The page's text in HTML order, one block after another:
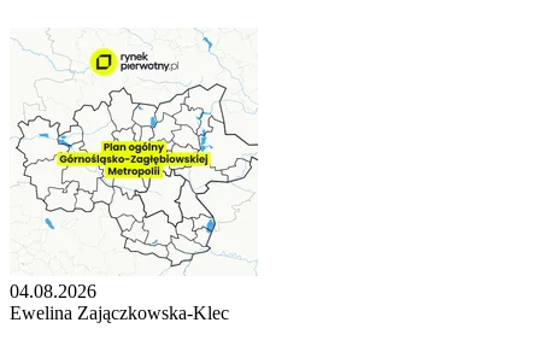
04.08.2026
Ewelina Zajączkowska-Klec